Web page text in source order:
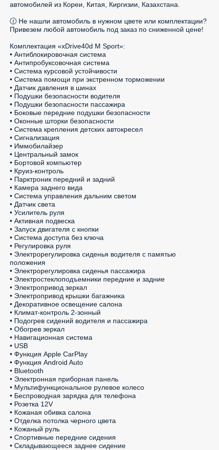
автомобилей из Кореи, Китая, Киргизии, Казахстана.
🕜 Не нашли автомобиль в нужном цвете или комплектации?
Привезем любой автомобиль под заказ по сниженной цене!
Комплектация «xDrive40d M Sport»:
• Антиблокировочная система
• Антипробуксовочная система
• Система курсовой устойчивости
• Система помощи при экстренном торможении
• Датчик давления в шинах
• Подушки безопасности водителя
• Подушки безопасности пассажира
• Боковые передние подушки безопасности
• Оконные шторки безопасности
• Система крепления детских автокресел
• Сигнализация
• Иммобилайзер
• Центральный замок
• Бортовой компьютер
• Круиз-контроль
• Парктроник передний и задний
• Камера заднего вида
• Система управления дальним светом
• Датчик света
• Усилитель руля
• Активная подвеска
• Запуск двигателя с кнопки
• Система доступа без ключа
• Регулировка руля
• Электрорегулировка сиденья водителя с памятью
положения
• Электрорегулировка сиденья пассажира
• Электростеклоподъемники передние и задние
• Электропривод зеркал
• Электропривод крышки багажника
• Декоративное освещение салона
• Климат-контроль 2-зонный
• Подогрев сидений водителя и пассажира
• Обогрев зеркал
• Навигационная система
• USB
• Функция Apple CarPlay
• Функция Android Auto
• Bluetooth
• Электронная приборная панель
• Мультифункциональное рулевое колесо
• Беспроводная зарядка для телефона
• Розетка 12V
• Кожаная обивка салона
• Отделка потолка черного цвета
• Кожаный руль
• Спортивные передние сидения
• Складывающееся заднее сидение